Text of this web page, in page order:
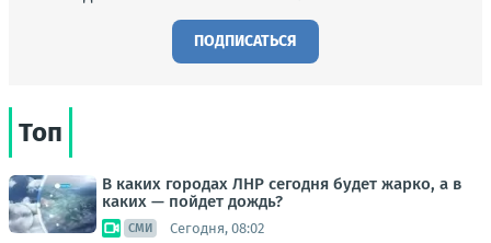
ПОДПИСАТЬСЯ
Топ
В каких городах ЛНР сегодня будет жарко, а в
каких — пойдет дождь?
СМИ Сегодня, 08:02